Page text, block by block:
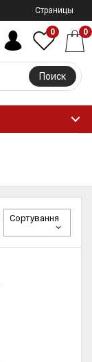
Страницы
Поиск
0 0
Сортування